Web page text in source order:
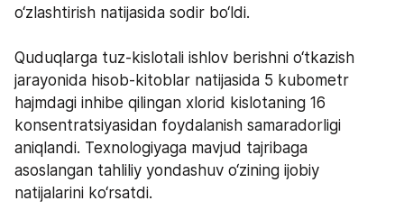
o‘zlashtirish natijasida sodir bo‘ldi.
Quduqlarga tuz-kislotali ishlov berishni o‘tkazish
jarayonida hisob-kitoblar natijasida 5 kubometr
hajmdagi inhibe qilingan xlorid kislotaning 16
konsentratsiyasidan foydalanish samaradorligi
aniqlandi. Texnologiyaga mavjud tajribaga
asoslangan tahliliy yondashuv o‘zining ijobiy
natijalarini ko‘rsatdi.